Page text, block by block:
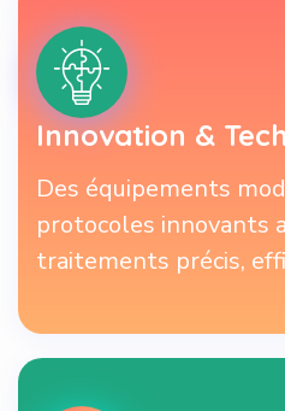
Innovation &
Des équipements
protocoles innovants
traitements précis,